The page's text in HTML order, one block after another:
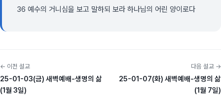
36 예수의 거니심을 보고 말하되 보라 하나님의 어린 양이로다
← 이전 설교
25-01-03(금) 새벽예배-생명의 삶
(1월 3일)
다음 설교 →
25-01-07(화) 새벽예배-생명의 삶
(1월 7일)